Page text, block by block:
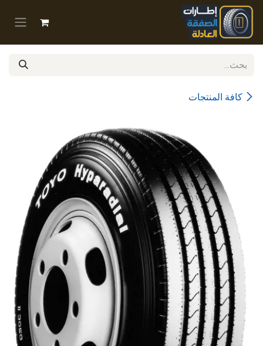
تخطي للذهاب إلى المحتوى
كافة المنتجات